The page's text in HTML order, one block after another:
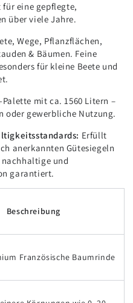
für eine gepflegte,
über viele Jahre.
Wege, Pflanzflächen,
& Bäumen. Feine
für kleine Beete und
Palette mit ca. 1560 Litern –
oder gewerbliche Nutzung.
Erfüllt
anerkannten Gütesiegeln
und
garantiert.
Beschreibung
Französische Baumrinde